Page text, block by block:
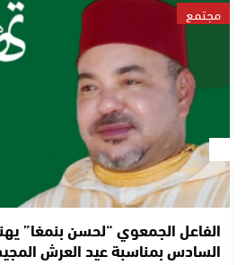
مجتمع
الفاعل الجمعوي “لحسن بنمغا”
السادس بمناسبة عيد العرش